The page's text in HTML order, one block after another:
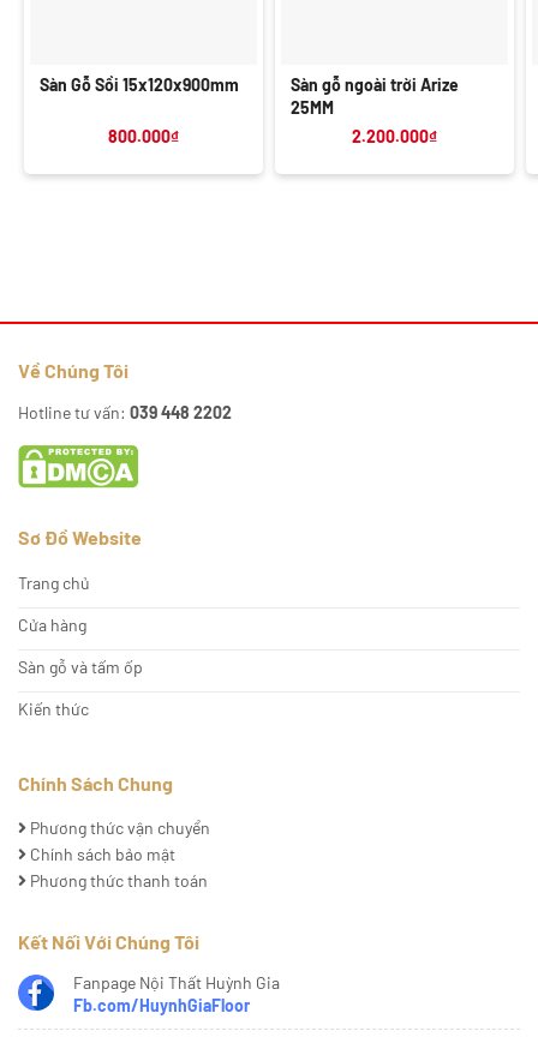
Sàn Gỗ Sồi 15x120x900mm
800.000₫
Sàn gỗ ngoài trời Arize
25MM
2.200.000₫
Về Chúng Tôi
Hotline tư vấn: 039 448 2202
Sơ Đồ Website
Trang chủ
Cửa hàng
Sàn gỗ và tấm ốp
Kiến thức
Chính Sách Chung
Phương thức vận chuyển
Chính sách bảo mật
Phương thức thanh toán
Kết Nối Với Chúng Tôi
Fanpage Nội Thất Huỳnh Gia
Fb.com/HuynhGiaFloor